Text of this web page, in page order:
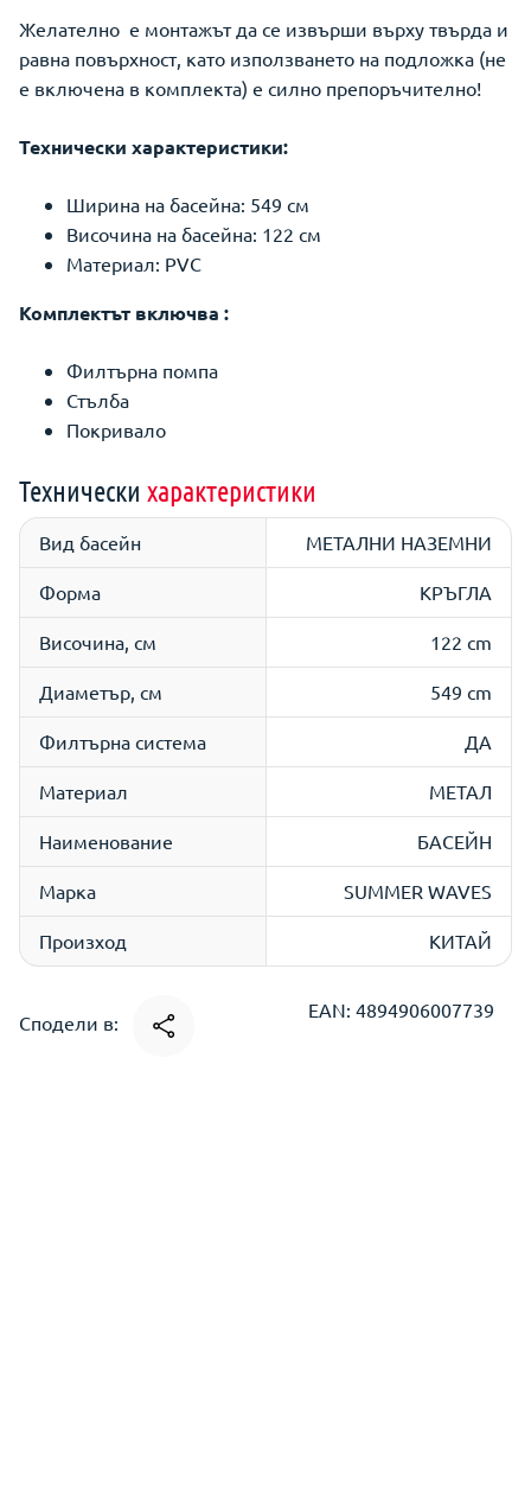
Желателно е монтажът да се извърши върху твърда и
равна повърхност, като използването на подложка (не
е включена в комплекта) е силно препоръчително!
Технически характеристики:
Ширина на басейна: 549 см
Височина на басейна: 122 см
Материал: PVC
Комплектът включва :
Филтърна помпа
Стълба
Покривало
Технически характеристики
Вид басейн МЕТАЛНИ НАЗЕМНИ
Форма КРЪГЛА
Височина, см 122 cm
Диаметър, см 549 cm
Филтърна система ДА
Материал МЕТАЛ
Наименование БАСЕЙН
Марка SUMMER WAVES
Произход КИТАЙ
Сподели в:
EAN: 4894906007739